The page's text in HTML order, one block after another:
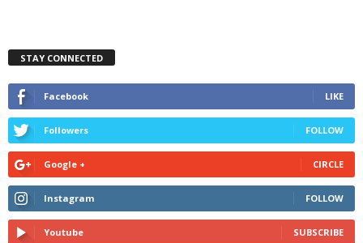
STAY CONNECTED
Facebook LIKE
Followers FOLLOW
Google + CIRCLE
Instagram FOLLOW
Youtube SUBSCRIBE